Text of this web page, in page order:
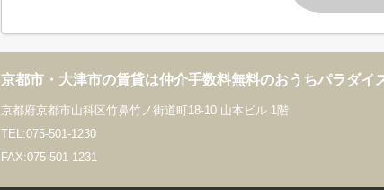
京都市・大津市の賃貸は仲介手数料無料のおうちパラダイ
京都府京都市山科区竹鼻竹ノ街道町18-10 山本ビル 1階
TEL:075-501-1230
FAX:075-501-1231